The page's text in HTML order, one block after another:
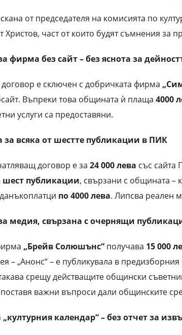
от председателя на комисията по
Христов, част от които будят съмнения за
фирма без сайт – без яснота за
е сключен с добричката фирма
Въпреки това общината ѝ плаща 4000
услуги са предоставяни.
за всяка от шестте публикации в ПИК
договор е за 24 000 лева със сайта
шест публикации, свързани с общината –
по 4000 лева. Липсва реален
медия, свързана с очернящи
„Брейв Солюшънс“ получава 15 000
– „Анонс“ – е публикувала в
срещу действащите общински
важни въпроси дали общинските
„културния календар“ – без отчет за